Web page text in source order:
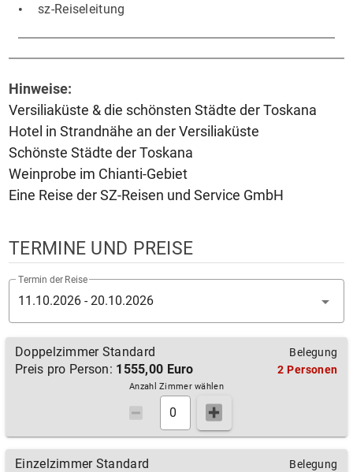
sz-Reiseleitung
Hinweise:
Versiliaküste & die schönsten Städte der Toskana
Hotel in Strandnähe an der Versiliaküste
Schönste Städte der Toskana
Weinprobe im Chianti-Gebiet
Eine Reise der SZ-Reisen und Service GmbH
TERMINE UND PREISE
Termin der Reise
11.10.2026 - 20.10.2026
Doppelzimmer Standard
Preis pro Person: 1555,00 Euro
Belegung
2 Personen
Anzahl Zimmer wählen
Einzelzimmer Standard
Belegung